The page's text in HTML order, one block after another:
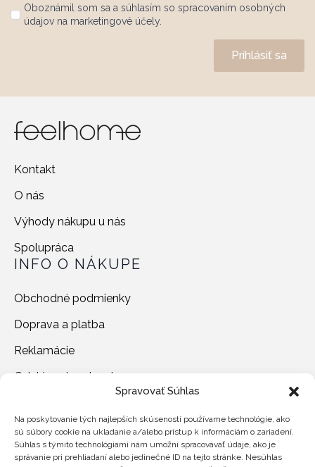
Spravovať Súhlas
Na poskytovanie tých najlepších skúseností používame technológie, ako
sú súbory cookie na ukladanie a/alebo prístup k informáciám o zariadení.
Súhlas s týmito technológiami nám umožní spracovávať údaje, ako je
správanie pri prehliadaní alebo jedinečné ID na tejto stránke. Nesúhlas
*
Name
*
Oboznámil som sa a súhlasím so spracovaním osobných
údajov na marketingové účely.
Prihlásiť sa
Kontakt
O nás
Výhody nákupu u nás
Spolupráca
INFO O NÁKUPE
Obchodné podmienky
Doprava a platba
Reklamácie
Odstúpenie od zmluvy
ZÁKAZNÍCKY SERVIS
Pracovné dni od 10.00-18.00 hod.